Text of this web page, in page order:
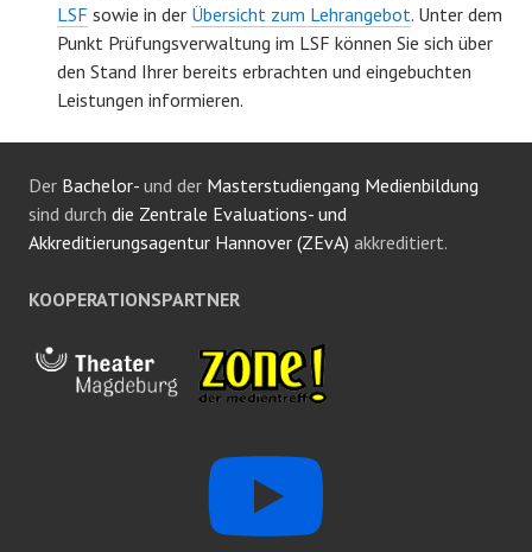
LSF sowie in der Übersicht zum Lehrangebot. Unter dem
Punkt Prüfungsverwaltung im LSF können Sie sich über
den Stand Ihrer bereits erbrachten und eingebuchten
Leistungen informieren.
Der Bachelor- und der Masterstudiengang Medienbildung
sind durch die Zentrale Evaluations- und
Akkreditierungsagentur Hannover (ZEvA) akkreditiert.
KOOPERATIONSPARTNER